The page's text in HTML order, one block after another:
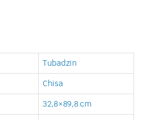
Tubadzin
Chisa
32,8×89,8 cm